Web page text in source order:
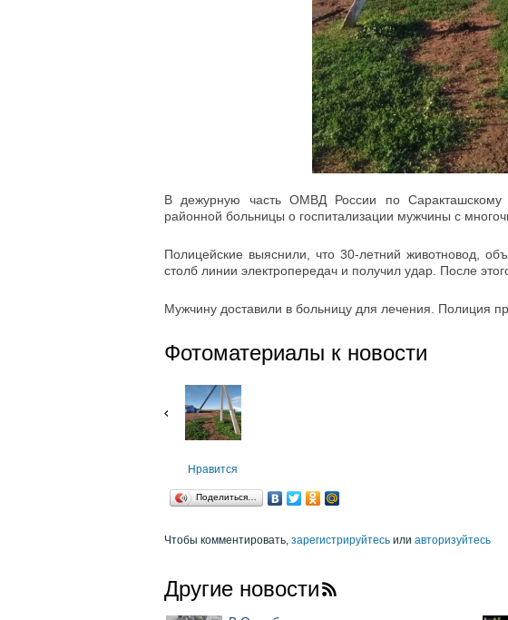
В дежурную часть ОМВД России по
районной больницы о госпитализации мужчины с
Полицейские выяснили, что 30-летний животновод,
столб линии электропередач и получил удар. После
Мужчину доставили в больницу для лечения. Полиция
Фотоматериалы к новости
Нравится
Поделиться…
Чтобы комментировать, зарегистрируйтесь или авторизуйтесь
Другие новости